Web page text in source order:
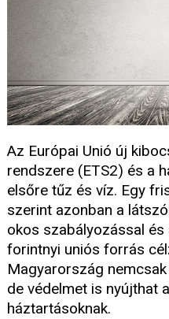
Az Európai Unió új
rendszere (ETS2) és a
elsőre tűz és víz. Egy
szerint azonban a
okos szabályozással
forintnyi uniós forrás
Magyarország
de védelmet is nyújthat
háztartásoknak.